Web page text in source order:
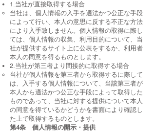
1.当社が直接取得する場合
当社は、個人情報の入手を適法かつ公正な手段
によって行い、本人の意思に反する不正な方法
により入手致しません。個人情報の取得に際し
ては、個人情報の収集、利用目的について、当
社が提供するサイト上に公表をするか、利用者
本人の同意を得るものとします。
2.当社が第三者より間接的に取得する場合
当社が個人情報を第三者から取得するに際して
は、入手する個人情報について、当該第三者が
本人から適法かつ公正な手段によって取得した
ものであって、当社に対する提供について本人
の同意を得ているかどうかを書面により確認し
た上で取得するものとします。
第4条 個人情報の開示・提供